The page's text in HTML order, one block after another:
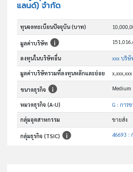
แลนด์) จำกัด
ทุนจดทะเบียนปัจจุบัน (บาท)
มูลค่าบริษัท
ลงทุนในบริษัทอื่น xxx บริ
มูลค่าบริษัทรวมที่ลงทุนหลักและย่อย
ขนาดธุรกิจ Medium
หมวดธุรกิจ (A-U)
กลุ่มอุตสาหกรรม ขายส่ง
กลุ่มธุรกิจ (TSIC)